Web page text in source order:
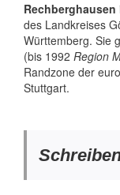
Rechberghausen
des Landkreises
Württemberg. Sie
(bis 1992 Region
Randzone der
Stuttgart.